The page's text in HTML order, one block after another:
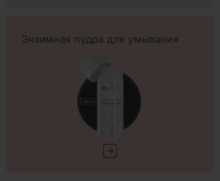
Энзимная пудра для умывания